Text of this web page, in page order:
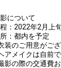
について
：2022年2月上
：都内を予定
装のご用意がござ
アメイクは自前
影の際の交通費